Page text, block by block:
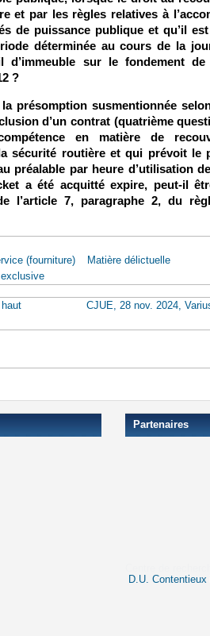
et par les règles relatives à
de puissance publique et qu’il
déterminée au cours de la
sur le fondement de
?
présomption susmentionnée
d’un contrat (quatrième
en matière de
sécurité routière et qui prévoit le
préalable par heure d’utilisation
a été acquitté expire, peut-il
l’article 7, paragraphe 2, du
(fourniture)
Matière délictuelle
haut
CJUE, 28 nov. 2024,
Partenaires
D.U.